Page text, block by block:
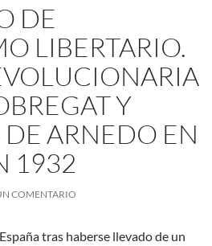
DE
LIBERTARIO.
Y
DE ARNEDO EN
1932
COMENTARIO
tras haberse llevado de un